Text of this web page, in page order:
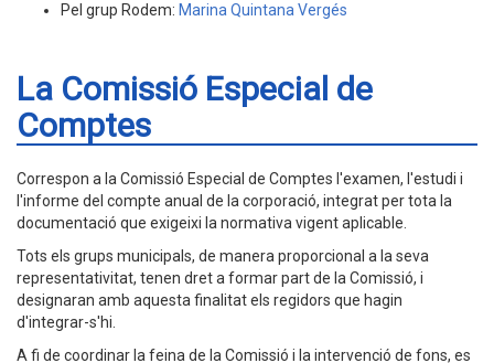
Pel grup Rodem: Marina Quintana Vergés
La Comissió Especial de
Comptes
Correspon a la Comissió Especial de Comptes l'examen, l'estudi i
l'informe del compte anual de la corporació, integrat per tota la
documentació que exigeixi la normativa vigent aplicable.
Tots els grups municipals, de manera proporcional a la seva
representativitat, tenen dret a formar part de la Comissió, i
designaran amb aquesta finalitat els regidors que hagin
d'integrar-s'hi.
A fi de coordinar la feina de la Comissió i la intervenció de fons, es